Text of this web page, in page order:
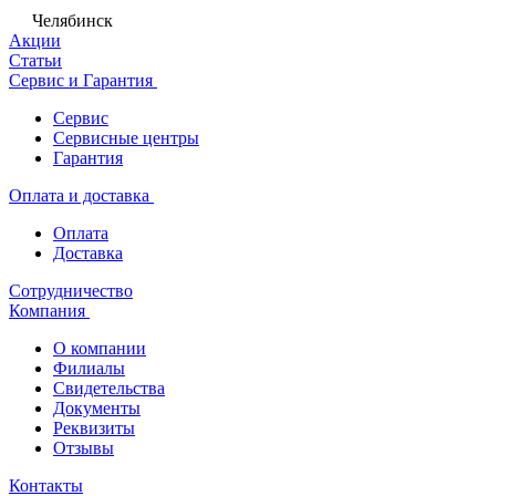
Челябинск
Акции
Статьи
Сервис и Гарантия
Сервис
Сервисные центры
Гарантия
Оплата и доставка
Оплата
Доставка
Сотрудничество
Компания
О компании
Филиалы
Свидетельства
Документы
Реквизиты
Отзывы
Контакты